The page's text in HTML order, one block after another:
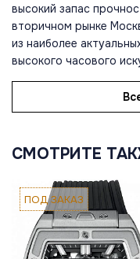
высокий запас
вторичном рынке
из наиболее
высокого часового
СМОТРИТЕ
ПОД ЗАКАЗ